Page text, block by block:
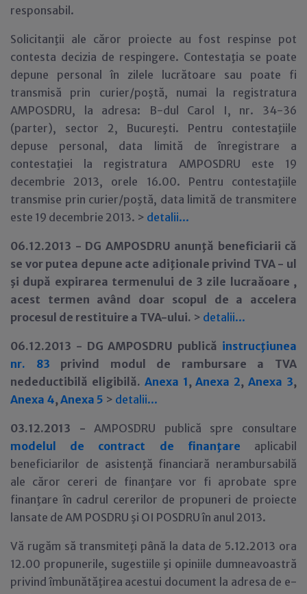
responsabil.
Solicitanţii ale căror proiecte au fost respinse pot
contesta decizia de respingere. Contestaţia se poate
depune personal în zilele lucrătoare sau poate fi
transmisă prin curier/poştă, numai la registratura
AMPOSDRU, la adresa: B-dul Carol I, nr. 34-36
(parter), sector 2, Bucureşti. Pentru contestaţiile
depuse personal, data limită de înregistrare a
contestaţiei la registratura AMPOSDRU este 19
decembrie 2013, orele 16.00. Pentru contestaţiile
transmise prin curier/poştă, data limită de transmitere
este 19 decembrie 2013. > detalii...
06.12.2013 - DG AMPOSDRU anunţă beneficiarii că
se vor putea depune acte adiţionale privind TVA - ul
şi după expirarea termenului de 3 zile lucraăoare ,
acest termen având doar scopul de a accelera
procesul de restituire a TVA-ului. > detalii...
06.12.2013 - DG AMPOSDRU publică instrucţiunea
nr. 83 privind modul de rambursare a TVA
nedeductibilă eligibilă. Anexa 1,Anexa 2,Anexa 3,
Anexa 4,Anexa 5 > detalii...
03.12.2013 -AMPOSDRU publică spre consultare
modelul de contract de finanţare aplicabil
beneficiarilor de asistenţă financiară nerambursabilă
ale căror cereri de finanţare vor fi aprobate spre
finanţare în cadrul cererilor de propuneri de proiecte
lansate de AM POSDRU şi OI POSDRU în anul 2013.
Vă rugăm să transmiteţi până la data de 5.12.2013 ora
12.00 propunerile, sugestiile şi opiniile dumneavoastră
privind îmbunătăţirea acestui document la adresa de e-